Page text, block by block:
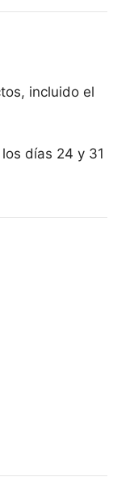
incluido el
días 24 y 31